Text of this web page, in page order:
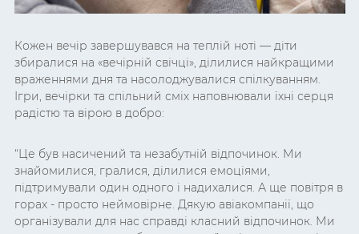
Кожен вечір завершувався на теплій ноті — діти
збиралися на «вечірній свічці», ділилися найкращими
враженнями дня та насолоджувалися спілкуванням.
Ігри, вечірки та спільний сміх наповнювали їхні серця
радістю та вірою в добро:
“Це був насичений та незабутній відпочинок. Ми
знайомилися, гралися, ділилися емоціями,
підтримували один одного і надихалися. А ще повітря в
горах - просто неймовірне. Дякую авіакомпанії, що
організували для нас справді класний відпочинок. Ми